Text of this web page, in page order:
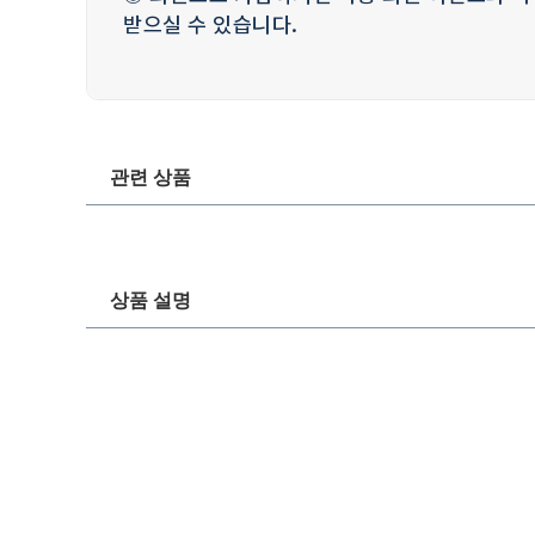
받으실 수 있습니다.
관련 상품
상품 설명